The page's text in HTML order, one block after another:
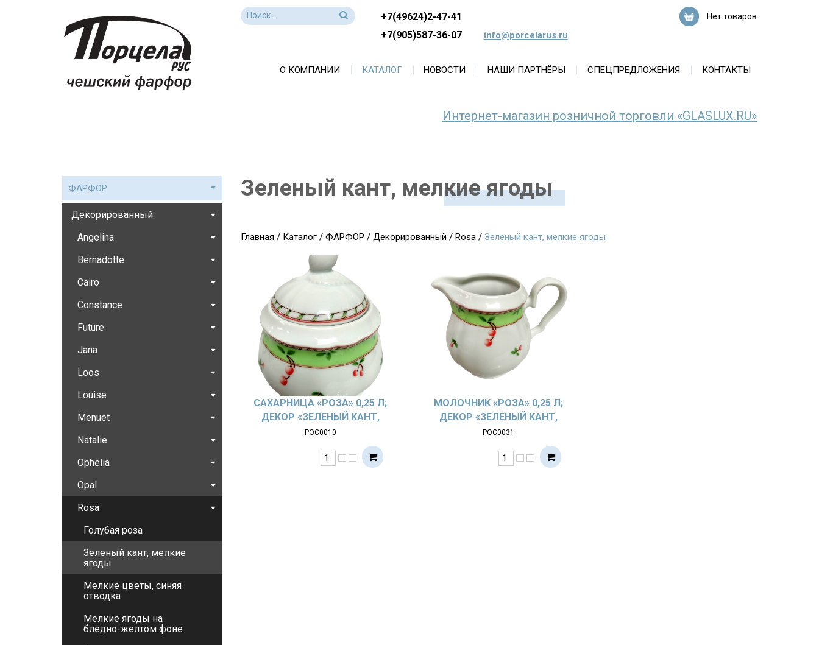
+7(49624)2-47-41
+7(905)587-36-07
info@porcelarus.ru
Нет товаров
О КОМПАНИИ КАТАЛОГ НОВОСТИ НАШИ ПАРТНЁРЫ СПЕЦПРЕДЛОЖЕНИЯ КОНТАКТЫ
Интернет-магазин розничной торговли «GLASLUX.RU»
Зеленый кант, мелкие ягоды
Главная / Каталог/ ФАРФОР / Декорированный / Rosa/ Зеленый кант, мелкие ягоды
САХАРНИЦА «РОЗА» 0,25 Л;
ДЕКОР «ЗЕЛЕНЫЙ КАНТ,
МЕЛКИЕ ЯГОДЫ»
РОС0010
МОЛОЧНИК «РОЗА» 0,25 Л;
ДЕКОР «ЗЕЛЕНЫЙ КАНТ,
МЕЛКИЕ ЯГОДЫ»
РОС0031
ФАРФОР
Декорированный
Angelina
Bernadotte
Cairo
Constance
Future
Jana
Loos
Louise
Menuet
Natalie
Ophelia
Opal
Rosa
Голубая роза
Зеленый кант, мелкие
ягоды
Мелкие цветы, синяя
отводка
Мелкие ягоды на
бледно-желтом фоне